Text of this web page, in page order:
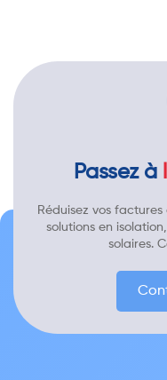
Passez à
Réduisez vos
solutions en
solaires.